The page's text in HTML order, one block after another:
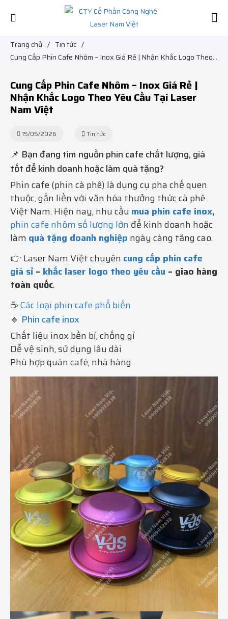
Trang chủ / Tin tức /
Cung Cấp Phin Cafe Nhôm – Inox Giá Rẻ | Nhận Khắc Logo Theo
Cung Cấp Phin Cafe Nhôm – Inox Giá Rẻ |
Nhận Khắc Logo Theo Yêu Cầu Tại Laser
Nam Việt
15/05/2026 Tin tức
📌 Bạn đang tìm nguồn phin cafe chất lượng, giá
tốt để kinh doanh hoặc làm quà tặng?
Phin cafe (phin cà phê) là dụng cụ pha chế quen
thuộc, gắn liền với văn hóa thưởng thức cà phê
Việt Nam. Hiện nay, nhu cầu mua phin cafe inox,
phin cafe nhôm số lượng lớn để kinh doanh hoặc
làm quà tặng doanh nghiệp ngày càng tăng cao.
👉 Laser Nam Việt chuyên cung cấp phin cafe
giá sỉ – khắc laser logo theo yêu cầu – giao hàng
toàn quốc.
☕Các loại phin cafe phổ biến
🔹 Phin cafe inox
Chất liệu inox bền bỉ, chống gỉ
Dễ vệ sinh, sử dụng lâu dài
Phù hợp quán café, nhà hàng